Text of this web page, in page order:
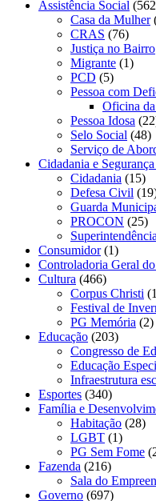
Assistência Social
Casa da Mulher
CRAS (76)
Justiça no Bairro
Migrante (1)
PCD (5)
Pessoa com
Oficina
Pessoa Idosa
Selo Social (48)
Serviço de
Cidadania e
Cidadania (15)
Defesa Civil
Guarda
PROCON (25)
Consumidor(1)
Controladoria Geral
Cultura (466)
Corpus Christi
Festival de
PG Memória (2)
Educação (203)
Congresso de
Educação
Infraestrutura
Esportes (340)
Família e
Habitação (28)
LGBT (1)
PG Sem Fome
Fazenda (216)
Sala do
Governo (697)